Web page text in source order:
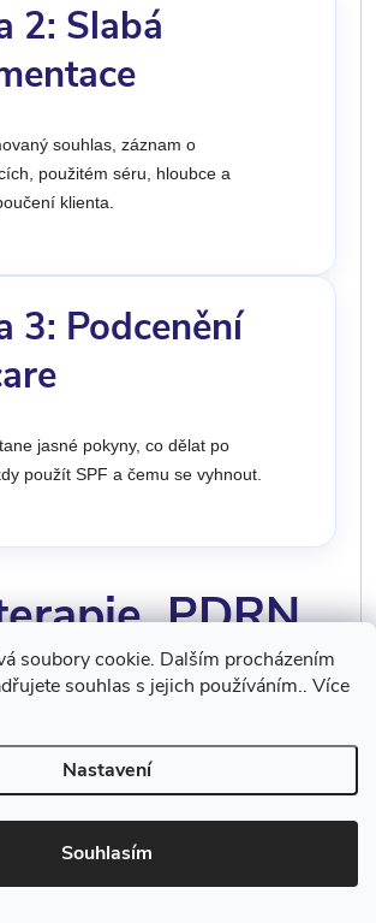
soubory cookie. Dalším procházením
souhlas s jejich používáním.. Více
Nastavení
Souhlasím
2: Slabá
souhlas, záznam o
použitém séru, hloubce a
klienta.
3: Podcenění
jasné pokyny, co dělat po
použít SPF a čemu se vyhnout.
PDRN
skin trend
není jen o hydrataci. Velkým trendem je
skin efekt, korejská péče a práce s
které podporují kvalitu pokožky. Mezi
kyselina hyaluronová, peptidy,